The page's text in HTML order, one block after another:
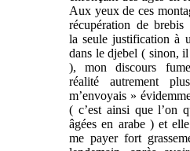
Aux yeux de ces
récupération de brebis
la seule justification à
dans le djebel ( sinon,
), mon discours
réalité autrement
m’envoyais »
( c’est ainsi que l’on
âgées en arabe ) et
me payer fort